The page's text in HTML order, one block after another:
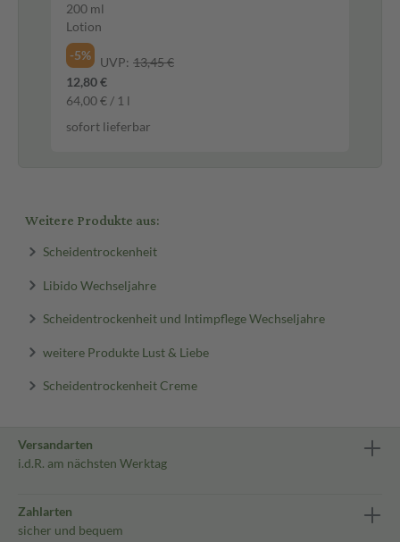
200 ml
Lotion
-5%
UVP: 13,45 €
12,80 €
64,00 € / 1 l
sofort lieferbar
Weitere Produkte aus:
Scheidentrockenheit
Libido Wechseljahre
Scheidentrockenheit und Intimpflege Wechseljahre
weitere Produkte Lust & Liebe
Scheidentrockenheit Creme
Versandarten
i.d.R. am nächsten Werktag
Zahlarten
sicher und bequem